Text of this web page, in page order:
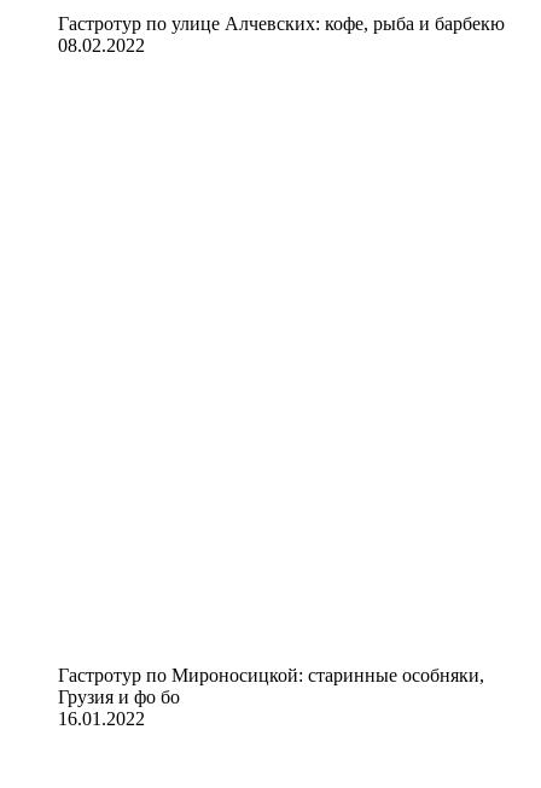
Гастротур по улице Алчевских: кофе, рыба и барбекю
08.02.2022
Гастротур по Мироносицкой: старинные особняки,
Грузия и фо бо
16.01.2022